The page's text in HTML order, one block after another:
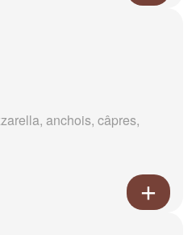
anchois, câpres,